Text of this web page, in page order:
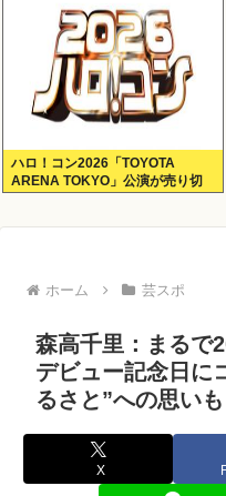
ハロ！コン2026「TOYOTA
ARENA TOKYO」公演が売り切
ホーム 芸スポ
森高千里：まる
デビュー記念日
るさと”への思いも
X